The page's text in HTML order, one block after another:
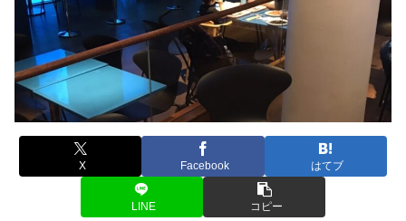
X Facebook はてブ
LINE コピー